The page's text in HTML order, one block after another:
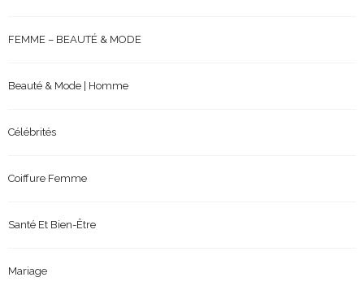
FEMME – BEAUTÉ & MODE
Beauté & Mode | Homme
Célébrités
Coiffure Femme
Santé Et Bien-Être
Mariage